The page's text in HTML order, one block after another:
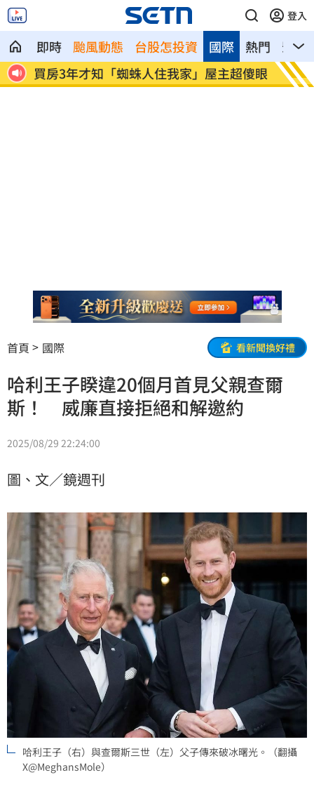
登入
即時 颱風動態 台股怎投資 熱門 影音
國際
眼 生日變親人忌日！直升機慶祝墜機4人罹難
台中
曝
首頁 國際 看新聞換好禮
哈利王子睽違20個月首見父親查爾
斯！ 威廉直接拒絕和解邀約
2025/08/29 22:24:00
圖、文／鏡週刊
哈利王子（右）與查爾斯三世（左）父子傳來破冰曙光。（翻攝
X@MeghansMole）